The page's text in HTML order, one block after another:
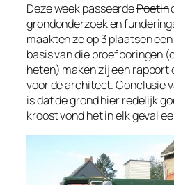
Deze week passeerdePoetin
grondonderzoek en
maakten ze op 3 plaatsen
basis van die proefboringen
heten) maken zij een rapport
voor de architect. Conclusie
is dat de grond hier redelijk
kroost vond het in elk geval